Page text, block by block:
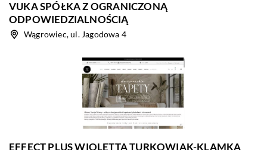
VUKA SPÓŁKA Z OGRANICZONĄ
ODPOWIEDZIALNOŚCIĄ
Wągrowiec, ul. Jagodowa 4
EFFECT PLUS WIOLETTA TURKOWIAK-KLAMKA